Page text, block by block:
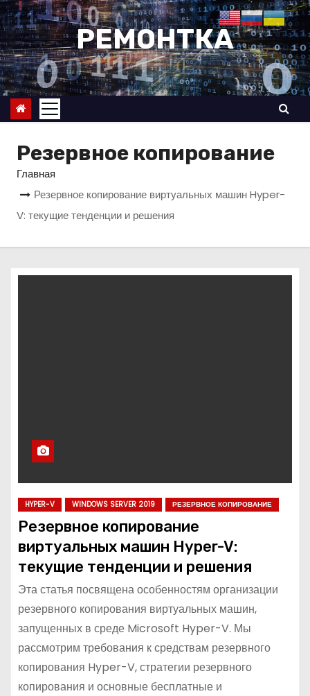
П
е
р
е
й
и
РЕМОНТКА
Резервное копирование
Главная
Резервное копирование виртуальных машин Hyper-
V: текущие тенденции и решения
HYPER-V WINDOWS SERVER 2019 РЕЗЕРВНОЕ КОПИРОВАНИЕ
Резервное копирование
виртуальных машин Hyper-V:
текущие тенденции и решения
Эта статья посвящена особенностям организации
резервного копирования виртуальных машин,
запущенных в среде Microsoft Hyper-V. Мы
рассмотрим требования к средствам резервного
копирования Hyper-V, стратегии резервного
копирования и основные бесплатные и